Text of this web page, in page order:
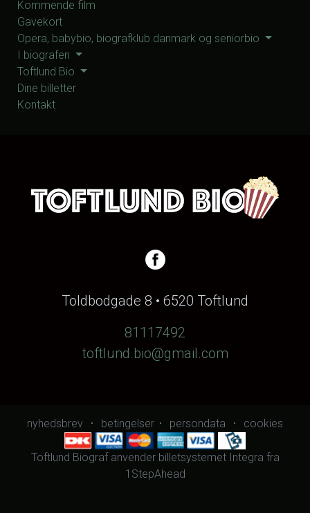
Kommende film
Gavekort
Opera, babybio, biografklub danmark og seniorbio
I biografen
Toftlund Bio
Dine billetter
Kontakt
Toldbodgade 8 • 6520 Toftlund
81117492
toftlund.bio@gmail.com
nyhedsbrev betingelser persondata cookies
Toftlund Biograf anvender billetsystemet Integra fra
1StepAhead